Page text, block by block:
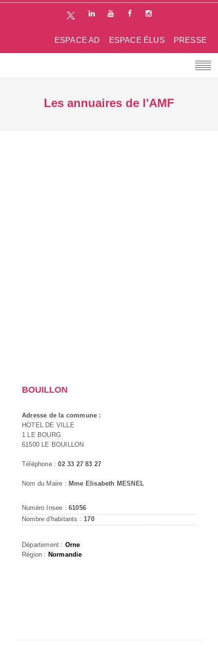
PRESSE
ESPACE ÉLUS
ESPACE AD
Les annuaires de l'AMF
BOUILLON
Adresse de la commune :
HOTEL DE VILLE
1 LE BOURG
61500 LE BOUILLON
Téléphone :02 33 27 83 27
Nom du Maire : Mme Elisabeth MESNEL
Numéro Insee : 61056
Nombre d'habitants : 170
Département : Orne
Région : Normandie